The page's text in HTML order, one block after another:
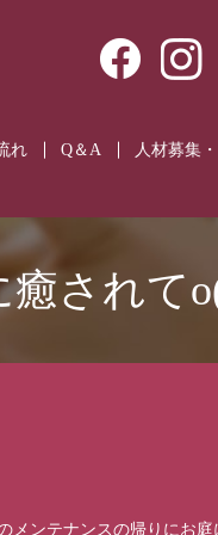
れ Q＆A 人材募集
されて
メンテナンスの帰りにお